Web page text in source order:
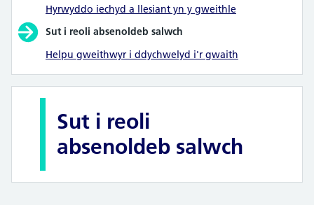
Hyrwyddo iechyd a llesiant yn y gweithle
Sut i reoli absenoldeb salwch
Helpu gweithwyr i ddychwelyd i'r gwaith
Sut i reoli
absenoldeb salwch